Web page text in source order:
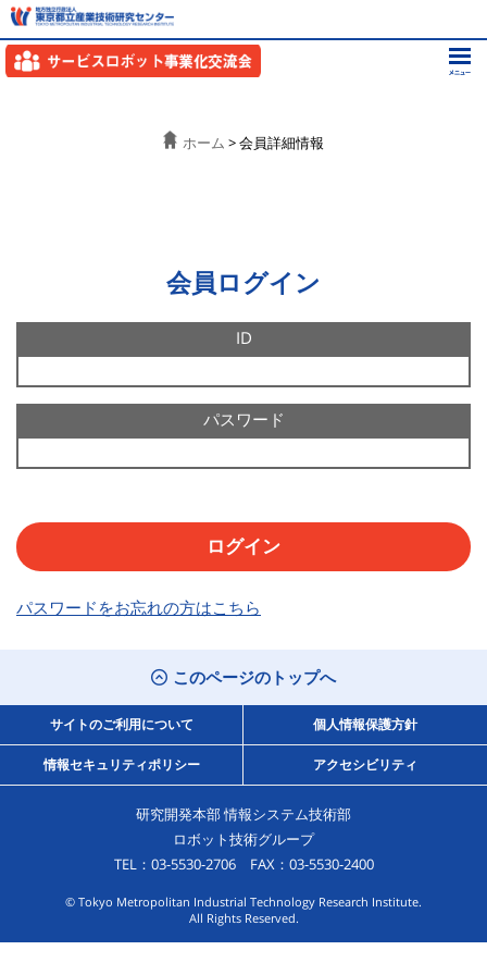
ホーム > 会員詳細情報
会員ログイン
ID
パスワード
パスワードをお忘れの方はこちら
このページのトップへ
サイトのご利用について 個人情報保護方針
情報セキュリティポリシー アクセシビリティ
研究開発本部 情報システム技術部
ロボット技術グループ
TEL：03-5530-2706 FAX：03-5530-2400
© Tokyo Metropolitan Industrial Technology Research Institute.
All Rights Reserved.